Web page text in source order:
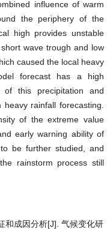
influence of warm
the periphery of the
high provides unstable
wave trough and low
caused the local heavy
forecast has a high
this precipitation and
rainfall forecasting.
of the extreme value
early warning ability of
be further studied, and
rainstorm process still
和成因分析[J]. 气候变化研